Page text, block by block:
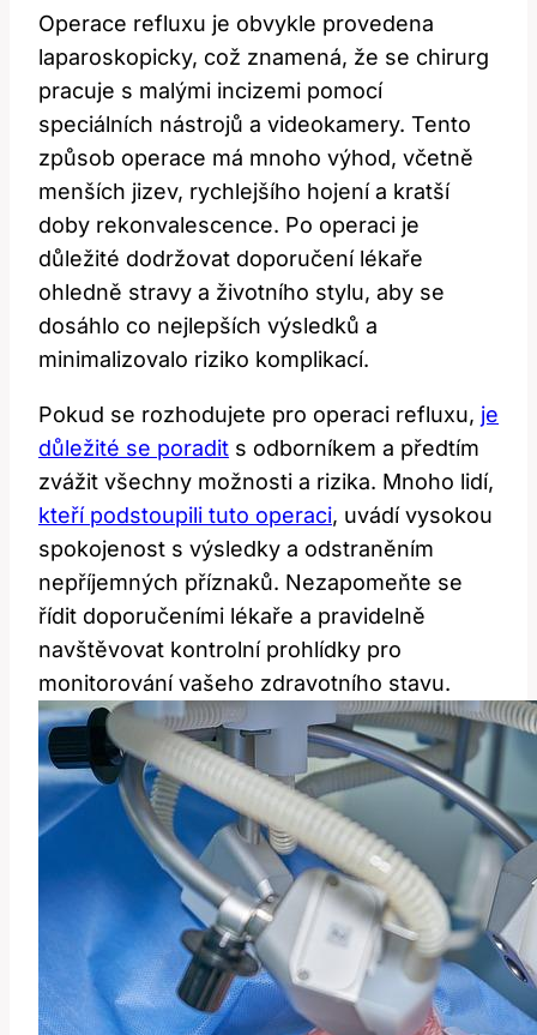
Operace refluxu ⁢je obvykle provedena
laparoskopicky, což znamená, že se⁢ chirurg
pracuje s ⁢malými incizemi‍ pomocí
speciálních⁣ nástrojů a videokamery. ⁤Tento
⁢způsob operace má mnoho výhod, včetně
menších‍ jizev, rychlejšího​ hojení​ a kratší
doby‌ rekonvalescence. Po ​operaci je
důležité dodržovat doporučení lékaře
ohledně stravy a životního ⁣stylu, aby⁢ se
⁤dosáhlo⁤ co nejlepších výsledků a⁢
minimalizovalo riziko ⁤komplikací.
Pokud se rozhodujete pro operaci refluxu, je⁤
důležité se poradit s odborníkem‍ a předtím
zvážit všechny možnosti a rizika. ⁤Mnoho​ lidí,
kteří podstoupili tuto operaci,⁢ uvádí ⁤vysokou
spokojenost⁣ s výsledky a odstraněním
nepříjemných příznaků. ⁢Nezapomeňte se
řídit doporučeními lékaře a pravidelně​
navštěvovat kontrolní prohlídky pro
monitorování vašeho⁢ zdravotního stavu.